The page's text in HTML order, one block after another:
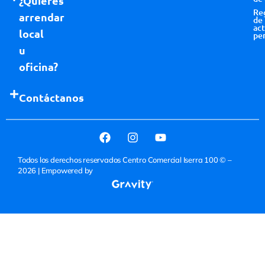
arrendar
local
u
oficina?
Contáctanos
de
Todos los derechos reservados Centro Comercial Iserra 100 © –
2026 | Empowered by